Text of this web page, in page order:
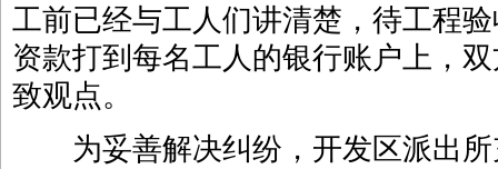
工前已经与工人们讲清楚，待工程
资款打到每名工人的银行账户上，
致观点。
为妥善解决纠纷，开发区派出所